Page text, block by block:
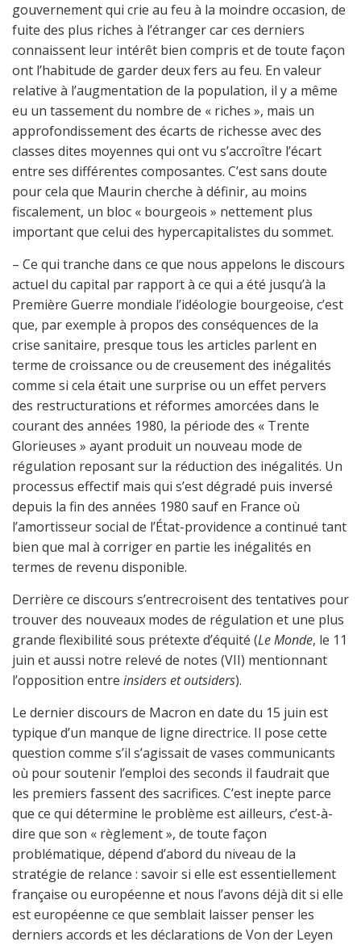
gouvernement qui crie au feu à la moindre occasion, de
fuite des plus riches à l’étranger car ces derniers
connaissent leur intérêt bien compris et de toute façon
ont l’habitude de garder deux fers au feu. En valeur
relative à l’augmentation de la population, il y a même
eu un tassement du nombre de « riches », mais un
approfondissement des écarts de richesse avec des
classes dites moyennes qui ont vu s’accroître l’écart
entre ses différentes composantes. C’est sans doute
pour cela que Maurin cherche à définir, au moins
fiscalement, un bloc « bourgeois » nettement plus
important que celui des hypercapitalistes du sommet.
– Ce qui tranche dans ce que nous appelons le discours
actuel du capital par rapport à ce qui a été jusqu’à la
Première Guerre mondiale l’idéologie bourgeoise, c’est
que, par exemple à propos des conséquences de la
crise sanitaire, presque tous les articles parlent en
terme de croissance ou de creusement des inégalités
comme si cela était une surprise ou un effet pervers
des restructurations et réformes amorcées dans le
courant des années 1980, la période des « Trente
Glorieuses » ayant produit un nouveau mode de
régulation reposant sur la réduction des inégalités. Un
processus effectif mais qui s’est dégradé puis inversé
depuis la fin des années 1980 sauf en France où
l’amortisseur social de l’État-providence a continué tant
bien que mal à corriger en partie les inégalités en
termes de revenu disponible.
Derrière ce discours s’entrecroisent des tentatives pour
trouver des nouveaux modes de régulation et une plus
grande flexibilité sous prétexte d’équité (Le Monde, le 11
juin et aussi notre relevé de notes (VII) mentionnant
l’opposition entre insiders et outsiders).
Le dernier discours de Macron en date du 15 juin est
typique d’un manque de ligne directrice. Il pose cette
question comme s’il s’agissait de vases communicants
où pour soutenir l’emploi des seconds il faudrait que
les premiers fassent des sacrifices. C’est inepte parce
que ce qui détermine le problème est ailleurs, c’est-à-
dire que son « règlement », de toute façon
problématique, dépend d’abord du niveau de la
stratégie de relance : savoir si elle est essentiellement
française ou européenne et nous l’avons déjà dit si elle
est européenne ce que semblait laisser penser les
derniers accords et les déclarations de Von der Leyen